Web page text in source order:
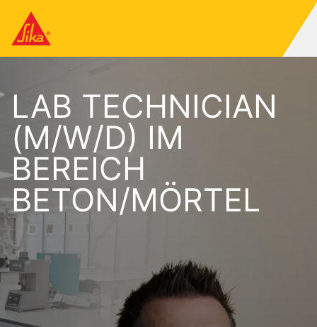
LAB TECHNICIAN
(M/W/D) IM
BEREICH
BETON/MÖRTEL